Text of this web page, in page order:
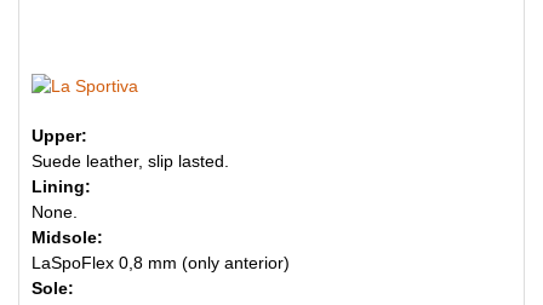
Upper:
Suede leather, slip lasted.
Lining:
None.
Midsole:
LaSpoFlex 0,8 mm (only anterior)
Sole: